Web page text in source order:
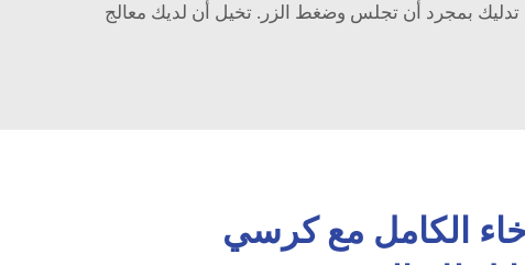
تدليك بمجرد أن تجلس وضغط الزر. تخيل أن لديك معالج
الكامل مع كرسي